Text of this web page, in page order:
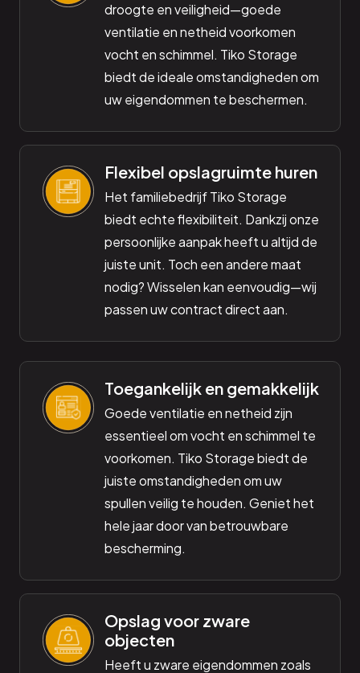
droogte en veiligheid—goede
ventilatie en netheid voorkomen
vocht en schimmel. Tiko Storage
biedt de ideale omstandigheden om
uw eigendommen te beschermen.
Flexibel opslagruimte huren
Het familiebedrijf Tiko Storage
biedt echte flexibiliteit. Dankzij onze
persoonlijke aanpak heeft u altijd de
juiste unit. Toch een andere maat
nodig? Wisselen kan eenvoudig—wij
passen uw contract direct aan.
Toegankelijk en gemakkelijk
Goede ventilatie en netheid zijn
essentieel om vocht en schimmel te
voorkomen. Tiko Storage biedt de
juiste omstandigheden om uw
spullen veilig te houden. Geniet het
hele jaar door van betrouwbare
bescherming.
Opslag voor zware
objecten
Heeft u zware eigendommen zoals